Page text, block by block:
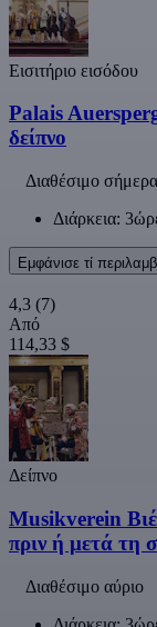
Εισιτήριο εισόδου
Palais
δείπνο
Διαθέσιμο σήμερα
Διάρκεια:
Εμφάνισε τί
4,3 (7)
Από
114,33 $
Δείπνο
Musikverein
πριν ή μετά τη
Διαθέσιμο αύριο